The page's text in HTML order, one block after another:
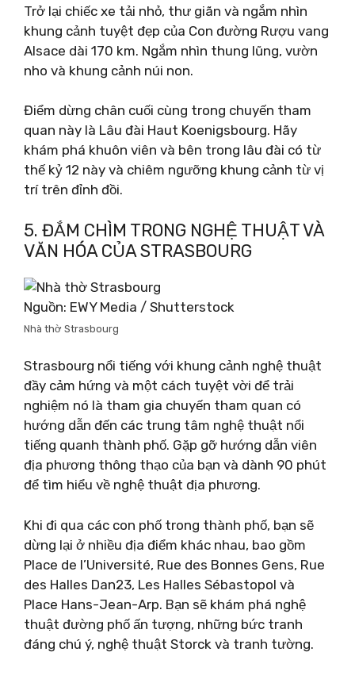
Trở lại chiếc xe tải nhỏ, thư giãn và ngắm nhìn
khung cảnh tuyệt đẹp của Con đường Rượu vang
Alsace dài 170 km. Ngắm nhìn thung lũng, vườn
nho và khung cảnh núi non.
Điểm dừng chân cuối cùng trong chuyến tham
quan này là Lâu đài Haut Koenigsbourg. Hãy
khám phá khuôn viên và bên trong lâu đài có từ
thế kỷ 12 này và chiêm ngưỡng khung cảnh từ vị
trí trên đỉnh đồi.
5. ĐẮM CHÌM TRONG NGHỆ THUẬT VÀ
VĂN HÓA CỦA STRASBOURG
Nguồn: EWY Media / Shutterstock
Nhà thờ Strasbourg
Strasbourg nổi tiếng với khung cảnh nghệ thuật
đầy cảm hứng và một cách tuyệt vời để trải
nghiệm nó là tham gia chuyến tham quan có
hướng dẫn đến các trung tâm nghệ thuật nổi
tiếng quanh thành phố. Gặp gỡ hướng dẫn viên
địa phương thông thạo của bạn và dành 90 phút
để tìm hiểu về nghệ thuật địa phương.
Khi đi qua các con phố trong thành phố, bạn sẽ
dừng lại ở nhiều địa điểm khác nhau, bao gồm
Place de l’Université, Rue des Bonnes Gens, Rue
des Halles Dan23, Les Halles Sébastopol và
Place Hans-Jean-Arp. Bạn sẽ khám phá nghệ
thuật đường phố ấn tượng, những bức tranh
đáng chú ý, nghệ thuật Storck và tranh tường.